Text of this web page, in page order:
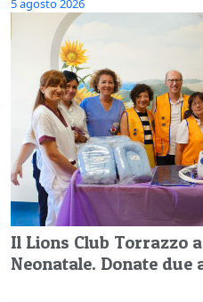
5 agosto 2026
Il Lions Club Torrazzo
Neonatale. Donate due